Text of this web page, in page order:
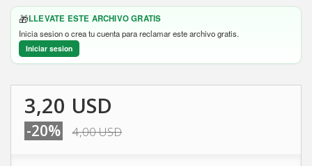
🎁LLEVATE ESTE ARCHIVO GRATIS
Inicia sesion o crea tu cuenta para reclamar este archivo gratis.
Iniciar sesion
3,20 USD
-20% 4,00 USD